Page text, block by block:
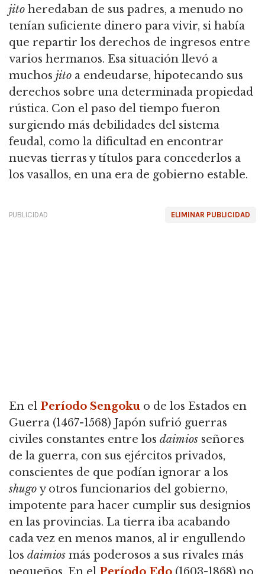
jito heredaban de sus padres, a menudo no
tenían suficiente dinero para vivir, si había
que repartir los derechos de ingresos entre
varios hermanos. Esa situación llevó a
muchos jito a endeudarse, hipotecando sus
derechos sobre una determinada propiedad
rústica. Con el paso del tiempo fueron
surgiendo más debilidades del sistema
feudal, como la dificultad en encontrar
nuevas tierras y títulos para concederlos a
los vasallos, en una era de gobierno estable.
ELIMINAR PUBLICIDAD
PUBLICIDAD
En el Período Sengoku o de los Estados en
Guerra (1467-1568) Japón sufrió guerras
civiles constantes entre los daimios señores
de la guerra, con sus ejércitos privados,
conscientes de que podían ignorar a los
shugoy otros funcionarios del gobierno,
impotente para hacer cumplir sus designios
en las provincias. La tierra iba acabando
cada vez en menos manos, al ir engullendo
los daimios más poderosos a sus rivales más